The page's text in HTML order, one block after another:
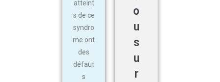
atteint
s de ce
syndro
me ont
des
défaut
s
o
u
s
u
r